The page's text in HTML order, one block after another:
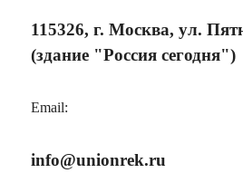
115326, г. Москва, ул.
(здание "Россия сегодня")
Email:
info@unionrek.ru